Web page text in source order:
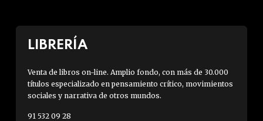
LIBRERÍA
Venta de libros on-line. Amplio fondo, con más de 30.000
títulos especializado en pensamiento crítico, movimientos
sociales y narrativa de otros mundos.
91 532 09 28